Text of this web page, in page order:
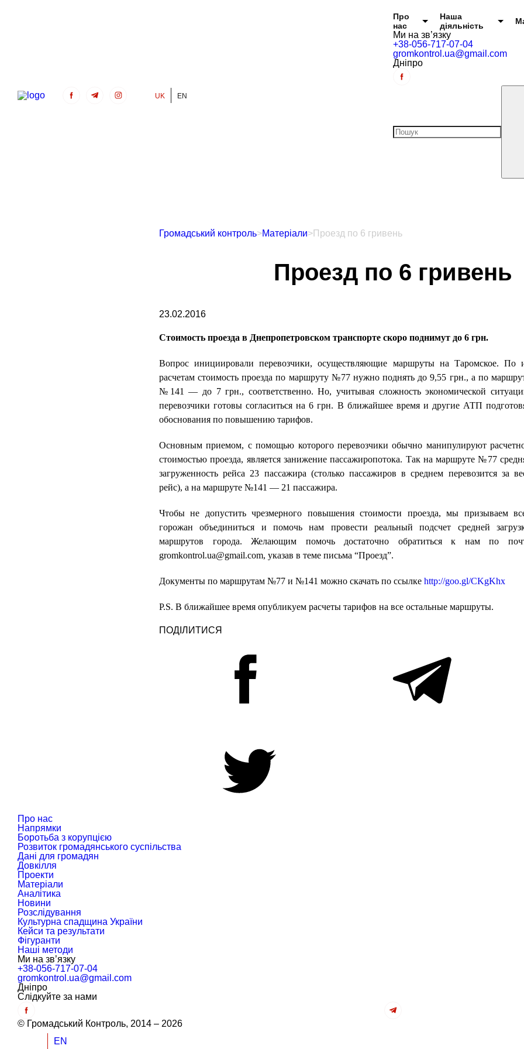
UK EN
Головне меню
Про
нас
Наша
діяльність
Ми на зв’язку
+38-056-717-07-04
gromkontrol.ua@gmail.com
Дніпро
Громадський контроль>Матеріали>Проезд по 6 гривень
Проезд по 6 гривень
23.02.2016
Стоимость проезда в Днепропетровском транспорте скоро поднимут до 6 грн.
Вопрос инициировали перевозчики, осуществляющие маршруты на Таромское. По
расчетам стоимость проезда по маршруту №77 нужно поднять до 9,55 грн., а по
№141 — до 7 грн., соответственно. Но, учитывая сложность экономической
перевозчики готовы согласиться на 6 грн. В ближайшее время и другие АТП
обоснования по повышению тарифов.
Основным приемом, с помощью которого перевозчики обычно манипулируют
стоимостью проезда, является занижение пассажиропотока. Так на маршруте №77
загруженность рейса 23 пассажира (столько пассажиров в среднем перевозится за
рейс), а на маршруте №141 — 21 пассажира.
Чтобы не допустить чрезмерного повышения стоимости проезда, мы призываем
горожан объединиться и помочь нам провести реальный подсчет средней
маршрутов города. Желающим помочь достаточно обратиться к нам по
gromkontrol.ua@gmail.com, указав в теме письма “Проезд”.
Документы по маршрутам №77 и №141 можно скачать по ссылке http://goo.gl/CKgKhx
P.S. В ближайшее время опубликуем расчеты тарифов на все остальные маршруты.
ПОДІЛИТИСЯ
Про нас
Напрямки
Боротьба з корупцією
Розвиток громадянського суспільства
Дані для громадян
Довкілля
Проекти
Матеріали
Аналітика
Новини
Розслідування
Культурна спадщина України
Кейси та результати
Фігуранти
Наші методи
Ми на зв’язку
+38-056-717-07-04
gromkontrol.ua@gmail.com
Дніпро
Слiдкуйте за нами
© Громадський Контроль, 2014 – 2026
EN